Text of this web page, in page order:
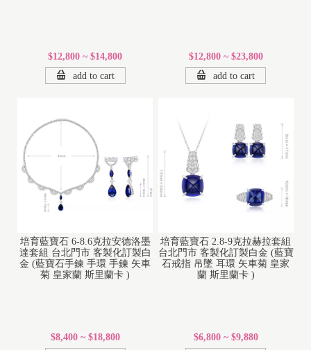
$12,800 ~ $14,800
add to cart
$12,800 ~ $23,800
add to cart
培育藍寶石 6-8.6克拉安德洛墨
達套組 台北門市 客製化訂製白
金 (藍寶石手鍊 手環 手鍊 矢車
菊 皇家蘭 斯里蘭卡 )
$8,400 ~ $18,800
培育藍寶石 2.8-9克拉赫拉套組
台北門市 客製化訂製白金 (藍寶
石戒指 吊墜 耳環 矢車菊 皇家
蘭 斯里蘭卡 )
$6,800 ~ $9,880